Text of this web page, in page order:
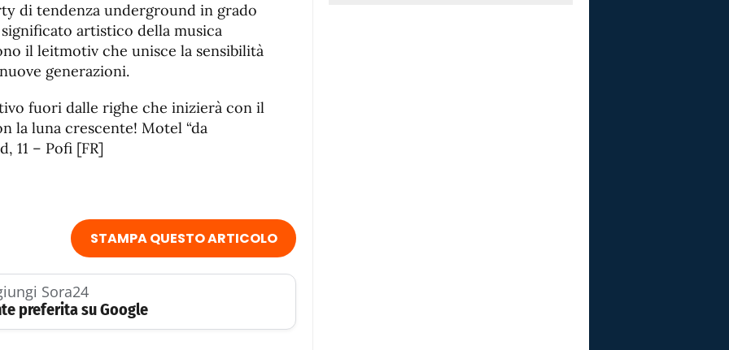
di tendenza underground in grado
artistico della musica
il leitmotiv che unisce la sensibilità
generazioni.
fuori dalle righe che inizierà con il
la luna crescente! Motel “da
11 – Pofi [FR]
STAMPA QUESTO ARTICOLO
Sora24
preferita su Google